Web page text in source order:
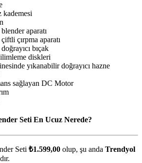
kademesi
aparatı
çırpma aparatı
bıçak
diskleri
yıkanabilir doğrayıcı hazne
sağlayan DC Motor
Seti En Ucuz Nerede?
Seti ₺1.599,00 olup, şu anda Trendyol